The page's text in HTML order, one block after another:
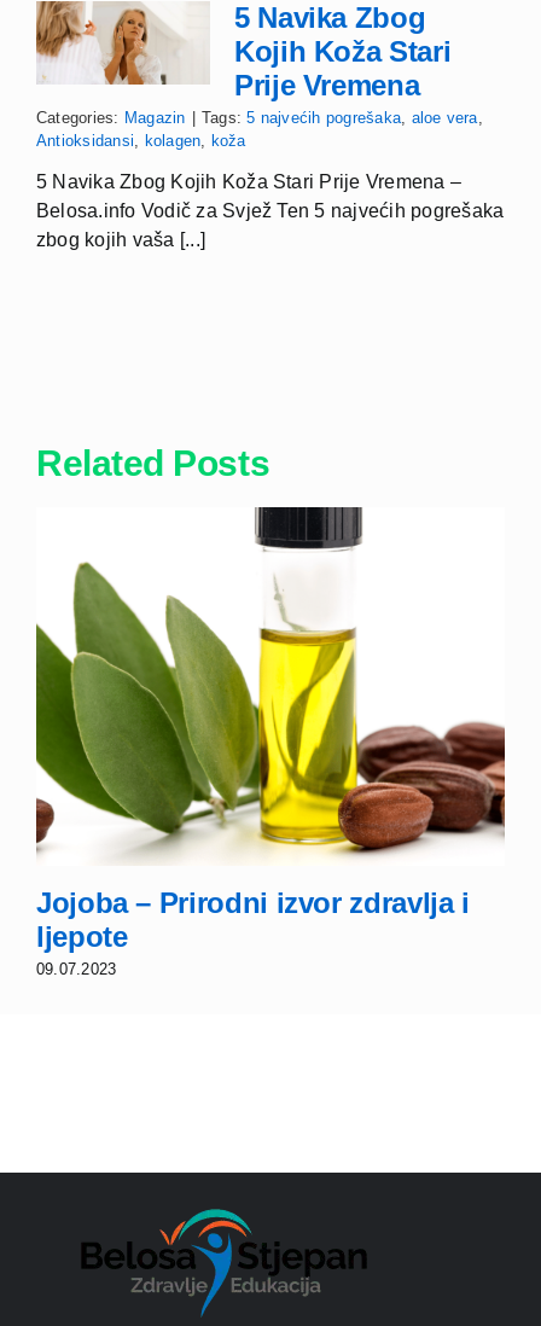
5 Navika Zbog
Kojih Koža Stari
Prije Vremena
Categories: Magazin Tags:5 najvećih pogrešaka, aloe vera,
Antioksidansi, kolagen, koža
5 Navika Zbog Kojih Koža Stari Prije Vremena –
Belosa.info Vodič za Svjež Ten 5 najvećih pogrešaka
zbog kojih vaša [...]
Related Posts
Jojoba – Prirodni izvor zdravlja i
ljepote
09.07.2023